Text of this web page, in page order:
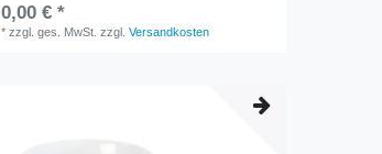
0,00 € *
*zzgl. ges. MwSt. zzgl.Versandkosten